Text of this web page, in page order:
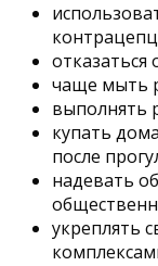
чаще мыть
выполнять
купать
после
надевать
укреплять